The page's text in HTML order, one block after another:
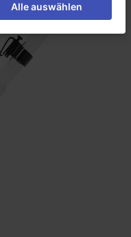
Alle auswählen